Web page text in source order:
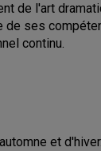
de l'art
de ses
continu.
et